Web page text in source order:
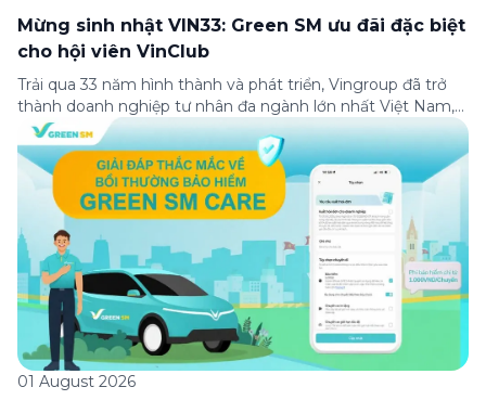
Mừng sinh nhật VIN33: Green SM ưu đãi đặc biệt
cho hội viên VinClub
Trải qua 33 năm hình thành và phát triển, Vingroup đã trở
thành doanh nghiệp tư nhân đa ngành lớn nhất Việt Nam,
lọt Top 30 doanh nghiệp lớn nhất Đông Nam Á theo bảng
xếp hạng của Tạp chí Fortune (Mỹ). Nhân kỷ niệm 33 năm
thành lập (8/8/1993 đến 8/8/2026), Green SM trân […]
01 August 2026